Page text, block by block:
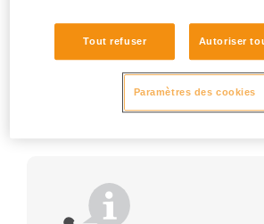
Tout refuser Autoriser
Paramètres des cookies